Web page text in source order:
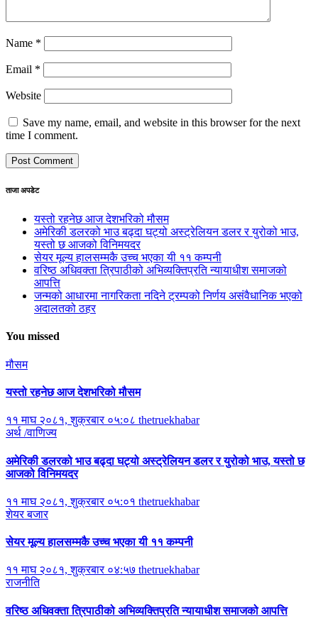
Name *
Email *
Website
Save my name, email, and website in this browser for the next
time I comment.
ताजा अपडेट
यस्तो रहनेछ आज देशभरिको मौसम
अमेरिकी डलरको भाउ बढ्दा घट्यो अस्ट्रेलियन डलर र युरोको भाउ,
यस्तो छ आजको विनिमयदर
सेयर मूल्य हालसम्मकै उच्च भएका यी ११ कम्पनी
वरिष्ठ अधिवक्ता त्रिपाठीको अभिव्यक्तिप्रति न्यायाधीश समाजको
आपत्ति
जन्मको आधारमा नागरिकता नदिने ट्रम्पको निर्णय असंवैधानिक भएको
अदालतको ठहर
You missed
मौसम
यस्तो रहनेछ आज देशभरिको मौसम
११ माघ २०८१, शुक्रबार ०५:०८ thetruekhabar
अर्थ /वाणिज्य
अमेरिकी डलरको भाउ बढ्दा घट्यो अस्ट्रेलियन डलर र युरोको भाउ, यस्तो छ
आजको विनिमयदर
११ माघ २०८१, शुक्रबार ०५:०१ thetruekhabar
शेयर बजार
सेयर मूल्य हालसम्मकै उच्च भएका यी ११ कम्पनी
११ माघ २०८१, शुक्रबार ०४:५७ thetruekhabar
राजनीति
वरिष्ठ अधिवक्ता त्रिपाठीको अभिव्यक्तिप्रति न्यायाधीश समाजको आपत्ति